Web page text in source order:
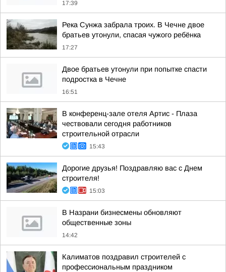
17:39
Река Сунжа забрала троих. В Чечне двое
братьев утонули, спасая чужого ребёнка
17:27
Двое братьев утонули при попытке спасти
подростка в Чечне
16:51
В конференц-зале отеля Артис - Плаза
чествовали сегодня работников
строительной отрасли
15:43
Дорогие друзья! Поздравляю вас с Днем
строителя!
15:03
В Назрани бизнесмены обновляют
общественные зоны
14:42
Калиматов поздравил строителей с
профессиональным праздником